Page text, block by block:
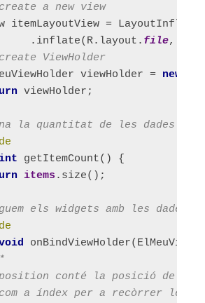
a new view
itemLayoutView =
.inflate(R.layout. file,
ViewHolder
viewHolder = new
viewHolder;
la quantitat de les dades
getItemCount() {
items .size();
els widgets amb les dades
conté la posició de
a índex per a recòrrer les